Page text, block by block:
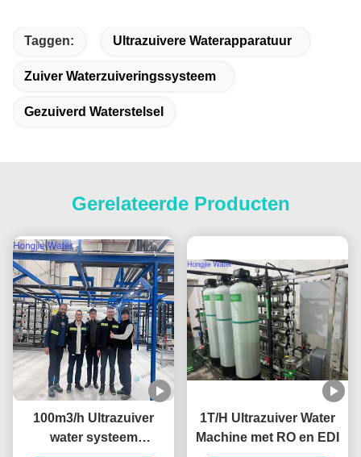
Taggen: Ultrazuivere Waterapparatuur
Zuiver Waterzuiveringssysteem
Gezuiverd Waterstelsel
Gerelateerde Producten
100m3/h Ultrazuiver
water systeem
1T/H Ultrazuiver Water
Machine met RO en EDI